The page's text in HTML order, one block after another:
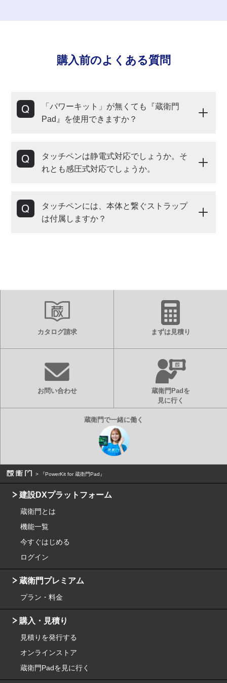
購入前のよくある質問
「パワーキット」が無くても『蔵衛門
Pad』を使用できますか？
タッチペンは静電式対応でしょうか。そ
れとも感圧式対応でしょうか。
タッチペンには、本体と繋ぐストラップ
は付属しますか？
カタログ請求 まずは見積り
お問い合わせ
蔵衛門Padを
見に行く
『PowerKit for 蔵衛門Pad』
建設DXプラットフォーム
蔵衛門とは
機能一覧
今すぐはじめる
ログイン
蔵衛門プレミアム
プラン・料金
購入・見積り
見積りを発行する
オンラインストア
蔵衛門Padを見に行く